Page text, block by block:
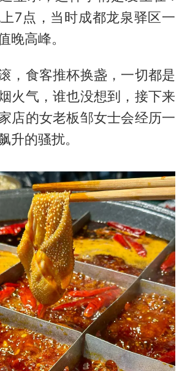
7点，当时成都龙泉驿区一
晚高峰。
，食客推杯换盏，一切都是
火气，谁也没想到，接下来
店的女老板邹女士会经历一
升的骚扰。